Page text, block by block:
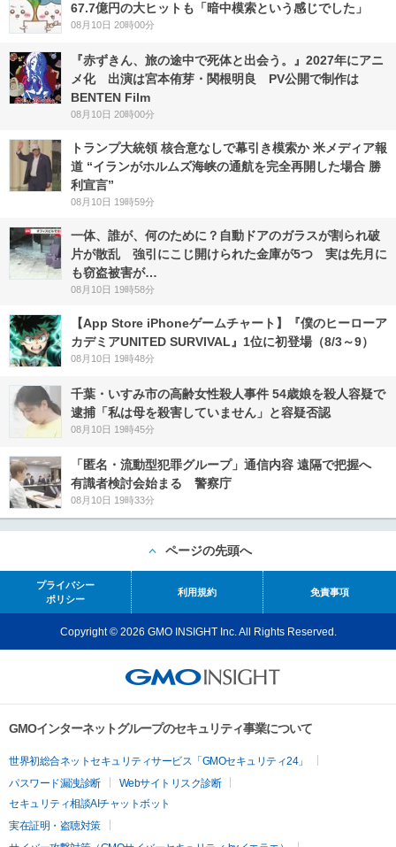
67.7億円の大ヒットも「暗中模索という感じでした」
08月10日 20時00分
『赤ずきん、旅の途中で死体と出会う。』2027年にアニ
メ化 出演は宮本侑芽・関根明良 PV公開で制作は
BENTEN Film
08月10日 20時00分
トランプ大統領 核合意なしで幕引き模索か 米メディア報
道 “イランがホルムズ海峡の通航を完全再開した場合 勝
利宣言”
08月10日 19時59分
一体、誰が、何のために？自動ドアのガラスが割られ破
片が散乱 強引にこじ開けられた金庫が5つ 実は先月に
も窃盗被害が…
08月10日 19時58分
【App Store iPhoneゲームチャート】『僕のヒーローア
カデミアUNITED SURVIVAL』1位に初登場（8/3～9）
08月10日 19時48分
千葉・いすみ市の高齢女性殺人事件 54歳娘を殺人容疑で
逮捕「私は母を殺害していません」と容疑否認
08月10日 19時45分
「匿名・流動型犯罪グループ」通信内容 遠隔で把握へ
有識者検討会始まる 警察庁
08月10日 19時33分
ページの先頭へ
プライバシー
ポリシー
利用規約 免責事項
Copyright © 2026 GMO INSIGHT Inc. All Rights Reserved.
GMOインターネットグループのセキュリティ事業について
世界初総合ネットセキュリティサービス「GMOセキュリティ24」
パスワード漏洩診断
Webサイトリスク診断
セキュリティ相談AIチャットボット
実在証明・盗聴対策